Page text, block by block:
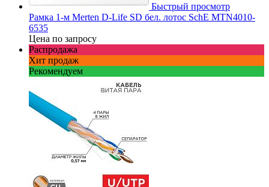
Быстрый просмотр
Рамка 1-м Merten D-Life SD бел. лотос SchE MTN4010-
6535
Цена по запросу
Распродажа
Хит продаж
Рекомендуем